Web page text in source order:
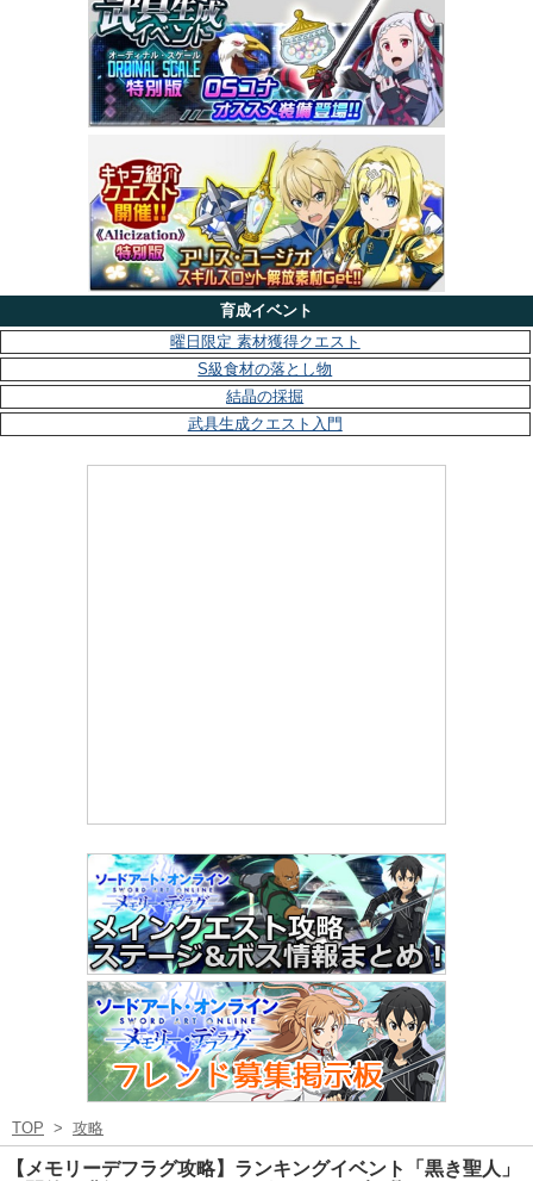
育成イベント
曜日限定 素材獲得クエスト
S級食材の落とし物
結晶の採掘
武具生成クエスト入門
TOP > 攻略
【メモリーデフラグ攻略】ランキングイベント「黒き聖人」